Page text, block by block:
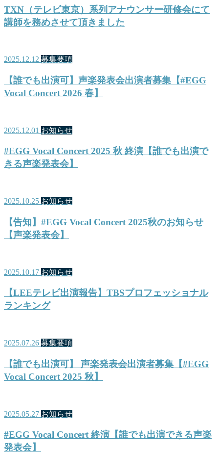
TXN（テレビ東京）系列アナウンサー研修会にて
講師を務めさせて頂きました
2025.12.12 募集要項
【誰でも出演可】声楽発表会出演者募集【#EGG
Vocal Concert 2026 春】
2025.12.01 お知らせ
#EGG Vocal Concert 2025 秋 終演【誰でも出演で
きる声楽発表会】
2025.10.25 お知らせ
【告知】#EGG Vocal Concert 2025秋のお知らせ
【声楽発表会】
2025.10.17 お知らせ
【LEEテレビ出演報告】TBSプロフェッショナル
ランキング
2025.07.26 募集要項
【誰でも出演可】 声楽発表会出演者募集【#EGG
Vocal Concert 2025 秋】
2025.05.27 お知らせ
#EGG Vocal Concert 終演【誰でも出演できる声楽
発表会】